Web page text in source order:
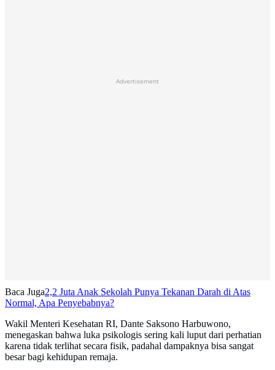
Advertisement
Baca Juga2,2 Juta Anak Sekolah Punya Tekanan Darah di Atas
Normal, Apa Penyebabnya?
Wakil Menteri Kesehatan RI, Dante Saksono Harbuwono,
menegaskan bahwa luka psikologis sering kali luput dari perhatian
karena tidak terlihat secara fisik, padahal dampaknya bisa sangat
besar bagi kehidupan remaja.